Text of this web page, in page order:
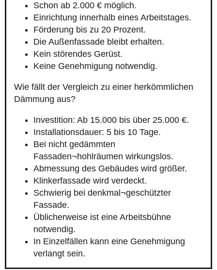
Schon ab 2.000 € möglich.
Einrichtung innerhalb eines Arbeitstages.
Förderung bis zu 20 Prozent.
Die Außenfassade bleibt erhalten.
Kein störendes Gerüst.
Keine Genehmigung notwendig.
Wie fällt der Vergleich zu einer herkömmlichen
Dämmung aus?
Investition: Ab 15.000 bis über 25.000 €.
Installationsdauer: 5 bis 10 Tage.
Bei nicht gedämmten
Fassaden¬hohlräumen wirkungslos.
Abmessung des Gebäudes wird größer.
Klinkerfassade wird verdeckt.
Schwierig bei denkmal¬geschützter
Fassade.
Üblicherweise ist eine Arbeitsbühne
notwendig.
In Einzelfällen kann eine Genehmigung
verlangt sein.